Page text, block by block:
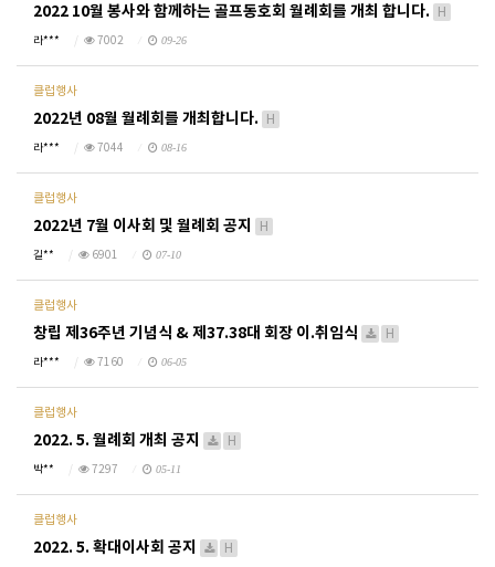
2022 10월 봉사와 함께하는 골프동호회 월례회를 개최 합니다. H
라*** 7002 09-26
클럽행사
2022년 08월 월례회를 개최합니다. H
라*** 7044 08-16
클럽행사
2022년 7월 이사회 및 월례회 공지 H
길** 6901 07-10
클럽행사
창립 제36주년 기념식 & 제37.38대 회장 이.취임식 H
라*** 7160 06-05
클럽행사
2022. 5. 월례회 개최 공지 H
박** 7297 05-11
클럽행사
2022. 5. 확대이사회 공지 H